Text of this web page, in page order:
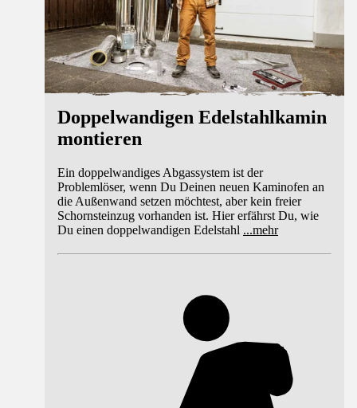
Doppelwandigen Edelstahlkamin
montieren
Ein doppelwandiges Abgassystem ist der
Problemlöser, wenn Du Deinen neuen Kaminofen an
die Außenwand setzen möchtest, aber kein freier
Schornsteinzug vorhanden ist. Hier erfährst Du, wie
Du einen doppelwandigen Edelstahl ...mehr